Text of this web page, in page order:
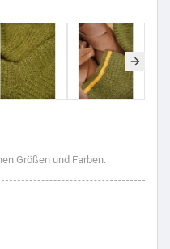
Größen und Farben.